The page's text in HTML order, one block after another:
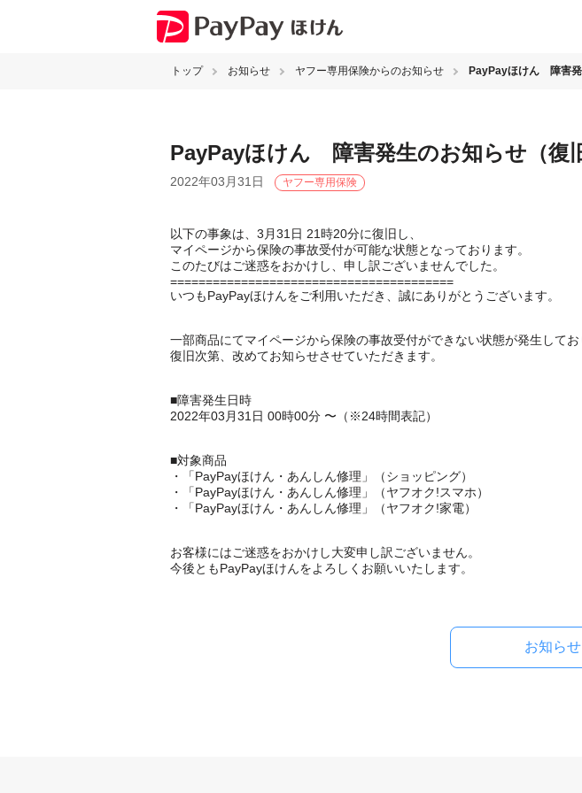
トップ お知らせ ヤフー専用保険からのお知らせ PayPayほけん 障害発
PayPayほけん 障害発生のお知らせ（復
2022年03月31日 ヤフー専用保険
以下の事象は、3月31日 21時20分に復旧し、
マイページから保険の事故受付が可能な状態となっております。
このたびはご迷惑をおかけし、申し訳ございませんでした。
========================================
いつもPayPayほけんをご利用いただき、誠にありがとうございます。
一部商品にてマイページから保険の事故受付ができない状態が発生してお
復旧次第、改めてお知らせさせていただきます。
■障害発生日時
2022年03月31日 00時00分 〜（※24時間表記）
■対象商品
・「PayPayほけん・あんしん修理」（ショッピング）
・「PayPayほけん・あんしん修理」（ヤフオク!スマホ）
・「PayPayほけん・あんしん修理」（ヤフオク!家電）
お客様にはご迷惑をおかけし大変申し訳ございません。
今後ともPayPayほけんをよろしくお願いいたします。
お知ら